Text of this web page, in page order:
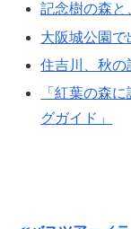
記念樹の森と
大阪城公園
住吉川、秋の
「紅葉の森
グガイド」